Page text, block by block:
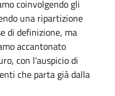
coinvolgendo gli
una ripartizione
di definizione, ma
accantonato
con l’auspicio di
che parta già dalla